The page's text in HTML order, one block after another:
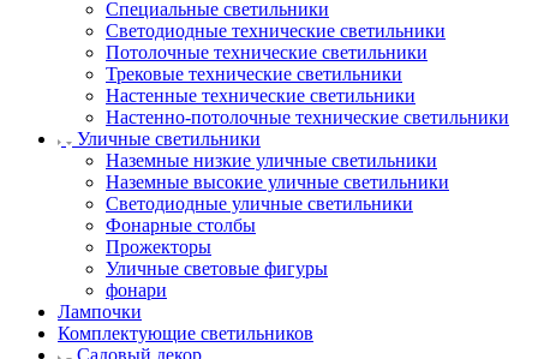
Специальные светильники
Светодиодные технические светильники
Потолочные технические светильники
Трековые технические светильники
Настенные технические светильники
Настенно-потолочные технические светильники
Уличные светильники
Наземные низкие уличные светильники
Наземные высокие уличные светильники
Светодиодные уличные светильники
Фонарные столбы
Прожекторы
Уличные световые фигуры
фонари
Лампочки
Комплектующие светильников
Садовый декор